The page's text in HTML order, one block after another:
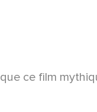
ce film